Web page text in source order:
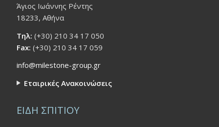
Άγιος Ιωάννης Ρέντης
18233, Αθήνα
Τηλ: (+30) 210 34 17 050
Fax: (+30) 210 34 17 059
info@milestone-group.gr
Εταιρικές Ανακοινώσεις
ΕΙΔΗ ΣΠΙΤΙΟΥ